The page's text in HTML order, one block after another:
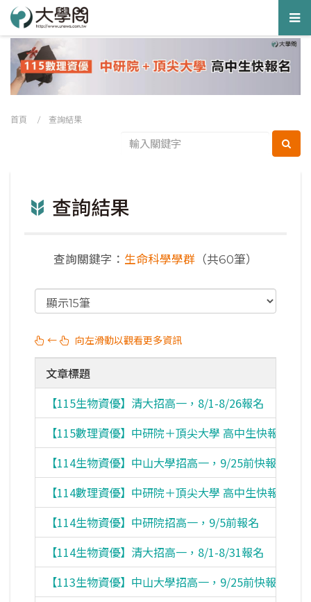
首頁 / 查詢結果
查詢結果
查詢關鍵字： 生命科學學群 （共60筆）
← 向左滑動以觀看更多資訊
文章標題
【115生物資優】清大招高一，8/1-8/26報名
【115數理資優】中研院＋頂尖大學 高中生快報名
【114生物資優】中山大學招高一，9/25前快報名
【114數理資優】中研院＋頂尖大學 高中生快報名
【114生物資優】中研院招高一，9/5前報名
【114生物資優】清大招高一，8/1-8/31報名
【113生物資優】中山大學招高一，9/25前快報名